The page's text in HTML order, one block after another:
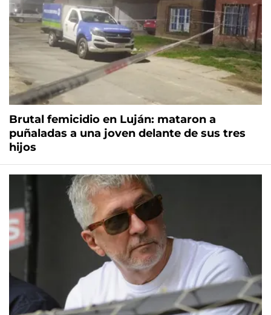
Brutal femicidio en Luján: mataron a
puñaladas a una joven delante de sus tres
hijos